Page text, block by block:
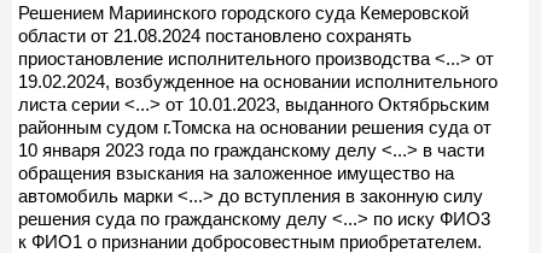
Решением Мариинского городского суда Кемеровской
области от 21.08.2024 постановлено сохранять
приостановление исполнительного производства <...> от
19.02.2024, возбужденное на основании исполнительного
листа серии <...> от 10.01.2023, выданного Октябрьским
районным судом г.Томска на основании решения суда от
10 января 2023 года по гражданскому делу <...> в части
обращения взыскания на заложенное имущество на
автомобиль марки <...> до вступления в законную силу
решения суда по гражданскому делу <...> по иску ФИО3
к ФИО1 о признании добросовестным приобретателем.